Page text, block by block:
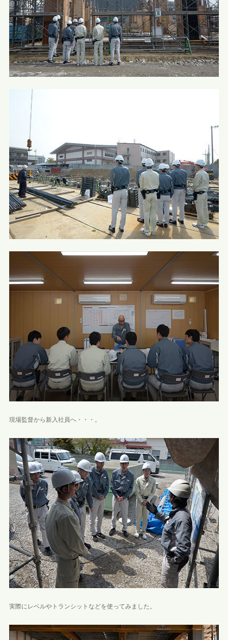
現場監督から新入社員へ・・・。
実際にレベルやトランシットなどを使ってみました。